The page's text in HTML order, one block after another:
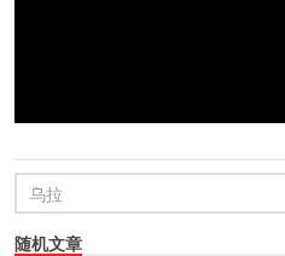
随机文章